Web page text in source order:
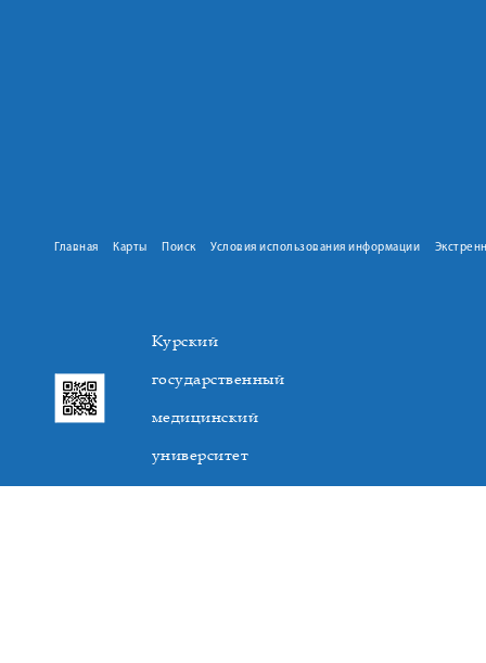
Главная Карты Поиск Условия использования информации
Курский
государственный
медицинский
университет